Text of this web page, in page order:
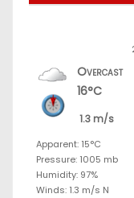
Overcast
16°C
1.3 m/s
Apparent: 15°C
Pressure: 1005 mb
Humidity: 97%
Winds: 1.3 m/s N